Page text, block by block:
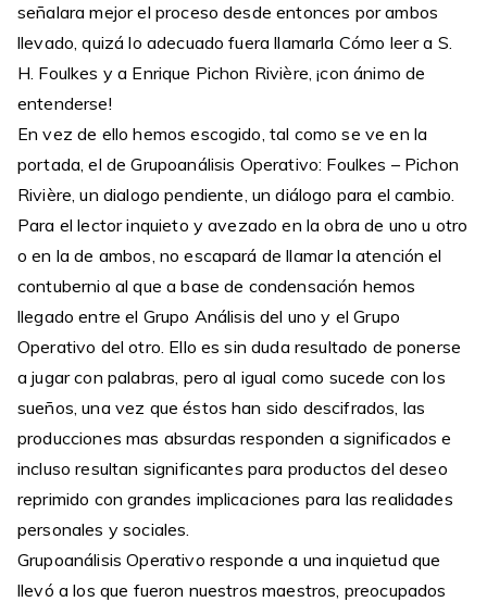
señalara mejor el proceso desde entonces por ambos
llevado, quizá lo adecuado fuera llamarla Cómo leer a S.
H. Foulkes y a Enrique Pichon Rivière, ¡con ánimo de
entenderse!
En vez de ello hemos escogido, tal como se ve en la
portada, el de Grupoanálisis Operativo: Foulkes – Pichon
Rivière, un dialogo pendiente, un diálogo para el cambio.
Para el lector inquieto y avezado en la obra de uno u otro
o en la de ambos, no escapará de llamar la atención el
contubernio al que a base de condensación hemos
llegado entre el Grupo Análisis del uno y el Grupo
Operativo del otro. Ello es sin duda resultado de ponerse
a jugar con palabras, pero al igual como sucede con los
sueños, una vez que éstos han sido descifrados, las
producciones mas absurdas responden a significados e
incluso resultan significantes para productos del deseo
reprimido con grandes implicaciones para las realidades
personales y sociales.
Grupoanálisis Operativo responde a una inquietud que
llevó a los que fueron nuestros maestros, preocupados